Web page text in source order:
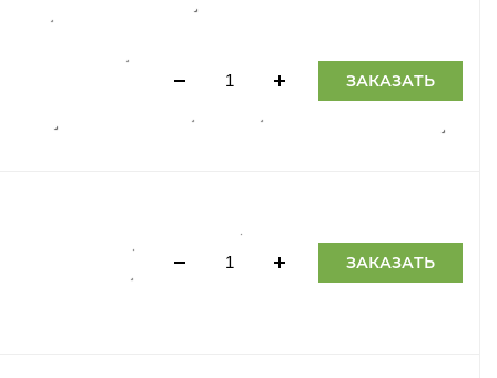
ЗАКАЗАТЬ
ЗАКАЗАТЬ